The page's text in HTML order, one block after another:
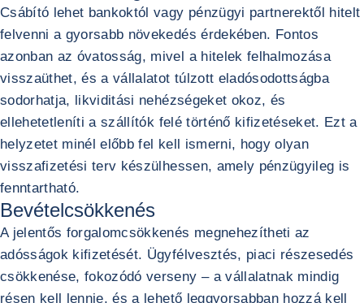
Csábító lehet bankoktól vagy pénzügyi partnerektől hitelt
felvenni a gyorsabb növekedés érdekében. Fontos
azonban az óvatosság, mivel a hitelek felhalmozása
visszaüthet, és a vállalatot túlzott eladósodottságba
sodorhatja, likviditási nehézségeket okoz, és
ellehetetleníti a szállítók felé történő kifizetéseket. Ezt a
helyzetet minél előbb fel kell ismerni, hogy olyan
visszafizetési terv készülhessen, amely pénzügyileg is
fenntartható.
Bevételcsökkenés
A jelentős forgalomcsökkenés megnehezítheti az
adósságok kifizetését. Ügyfélvesztés, piaci részesedés
csökkenése, fokozódó verseny – a vállalatnak mindig
résen kell lennie, és a lehető leggyorsabban hozzá kell